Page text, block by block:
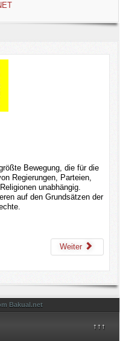
Bewegung, die für die
Regierungen, Parteien,
unabhängig.
auf den Grundsätzen der
Weiter
Bakual.net
↑↑↑